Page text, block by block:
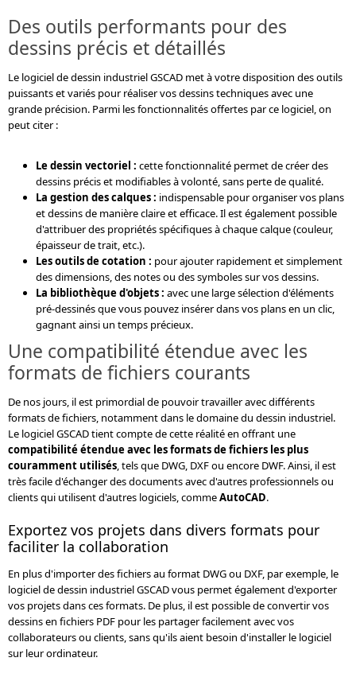
Des outils performants pour des
dessins précis et détaillés
Le logiciel de dessin industriel GSCAD met à votre disposition des outils
puissants et variés pour réaliser vos dessins techniques avec une
grande précision. Parmi les fonctionnalités offertes par ce logiciel, on
peut citer :
Le dessin vectoriel : cette fonctionnalité permet de créer des
dessins précis et modifiables à volonté, sans perte de qualité.
La gestion des calques : indispensable pour organiser vos plans
et dessins de manière claire et efficace. Il est également possible
d'attribuer des propriétés spécifiques à chaque calque (couleur,
épaisseur de trait, etc.).
Les outils de cotation : pour ajouter rapidement et simplement
des dimensions, des notes ou des symboles sur vos dessins.
La bibliothèque d'objets : avec une large sélection d'éléments
pré-dessinés que vous pouvez insérer dans vos plans en un clic,
gagnant ainsi un temps précieux.
Une compatibilité étendue avec les
formats de fichiers courants
De nos jours, il est primordial de pouvoir travailler avec différents
formats de fichiers, notamment dans le domaine du dessin industriel.
Le logiciel GSCAD tient compte de cette réalité en offrant une
compatibilité étendue avec les formats de fichiers les plus
couramment utilisés , tels que DWG, DXF ou encore DWF. Ainsi, il est
très facile d'échanger des documents avec d'autres professionnels ou
clients qui utilisent d'autres logiciels, commeAutoCAD.
Exportez vos projets dans divers formats pour
faciliter la collaboration
En plus d'importer des fichiers au format DWG ou DXF, par exemple, le
logiciel de dessin industriel GSCAD vous permet également d'exporter
vos projets dans ces formats. De plus, il est possible de convertir vos
dessins en fichiers PDF pour les partager facilement avec vos
collaborateurs ou clients, sans qu'ils aient besoin d'installer le logiciel
sur leur ordinateur.